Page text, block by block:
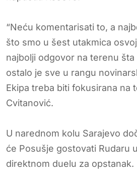
“Neću komentarisati to, a
što smo u šest utakmica
najbolji odgovor na terenu šta
ostalo je sve u rangu
Ekipa treba biti fokusirana na
Cvitanović.
U narednom kolu Sarajevo
će Posušje gostovati Rudaru
direktnom duelu za opstanak.